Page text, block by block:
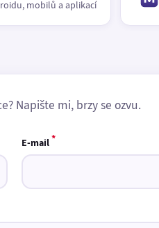
mobilů a aplikací
Napište mi, brzy se ozvu.
E-mail*